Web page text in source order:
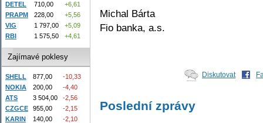
Michal Bárta
Fio banka, a.s.
Diskutovat
Poslední zprávy
DETEL
710,00
+6,61
PRAPM
228,00
+5,56
VIG
1 797,00
+5,09
RBI
1 575,50 +4,61
Zajímavé poklesy
SHELL 877,00
-10,33
NOKIA
200,00
-4,40
ATS
3 504,00
-2,56
CZGCE
955,00
-2,15
KARIN
140,00 -2,10